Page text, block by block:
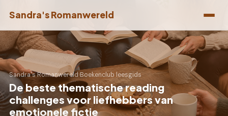
Sandra's Romanwereld
Sandra's Romanwereld›Boekenclub leesgids
De beste thematische reading
challenges voor liefhebbers van
emotionele fictie